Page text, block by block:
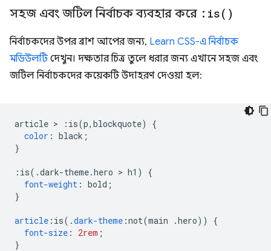
সহজ এবং জটিল নির্বাচক ব্যবহার করে : is( )
নির্বাচকদের উপর ব্রাশ আপের জন্য, Learn CSS-এ নির্বাচক
মডিউলটিদেখুন। দক্ষতার চিত্র তুলে ধরার জন্য এখানে সহজ এবং
জটিল নির্বাচকদের কয়েকটি উদাহরণ দেওয়া হল:
article > : is(p, blockquote)
{
color : black ;
}
: is(.dark-theme.hero > h1 )
{
font-weight : bold ;
}
article : is(.dark-theme :not(main .hero))
{
font-size : 2rem ;
}